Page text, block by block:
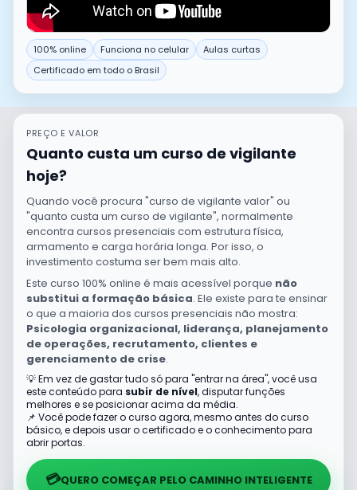
100% online Funciona no celular
Aulas curtas
Certificado em todo o Brasil
PREÇO E VALOR
Quanto custa um curso de vigilante
hoje?
Quando você procura "curso de vigilante valor" ou
"quanto custa um curso de vigilante", normalmente
encontra cursos presenciais com estrutura física,
armamento e carga horária longa. Por isso, o
investimento costuma ser bem mais alto.
Este curso 100% online é mais acessível porque não
substitui a formação básica. Ele existe para te ensinar
o que a maioria dos cursos presenciais não mostra:
Psicologia organizacional, liderança, planejamento
de operações, recrutamento, clientes e
gerenciamento de crise.
💡 Em vez de gastar tudo só para "entrar na área", você usa
este conteúdo para subir de nível, disputar funções
melhores e se posicionar acima da média.
📌 Você pode fazer o curso agora, mesmo antes do curso
básico, e depois usar o certificado e o conhecimento para
abrir portas.
💳QUERO COMEÇAR PELO CAMINHO INTELIGENTE